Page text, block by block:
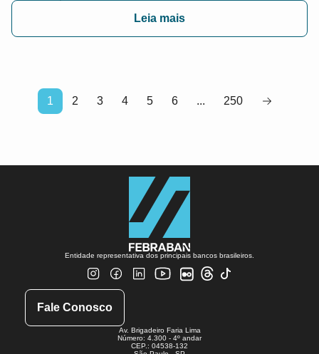
Leia mais
1 2 3 4 5 6 ... 250
Entidade representativa dos principais bancos brasileiros.
Fale Conosco
Av. Brigadeiro Faria Lima
Número: 4.300 - 4º andar
CEP.: 04538-132